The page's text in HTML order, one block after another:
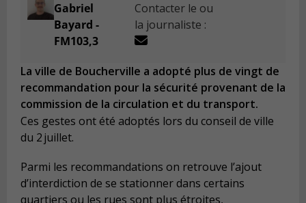
Gabriel
Bayard -
FM103,3
Contacter le ou
la journaliste :
La ville de Boucherville a adopté plus de vingt de
recommandation pour la sécurité provenant de la
commission de la circulation et du transport.
Ces gestes ont été adoptés lors du conseil de ville
du 2 juillet.
Parmi les recommandations on retrouve l’ajout
d’interdiction de se stationner dans certains
quartiers ou les rues sont plus étroites,